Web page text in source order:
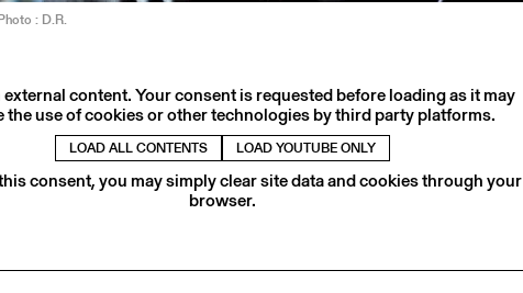
: D.R.
external content. Your consent is requested before loading as it may
the use of cookies or other technologies by third party platforms.
LOAD ALL CONTENTS LOAD YOUTUBE ONLY
consent, you may simply clear site data and cookies through your
browser.